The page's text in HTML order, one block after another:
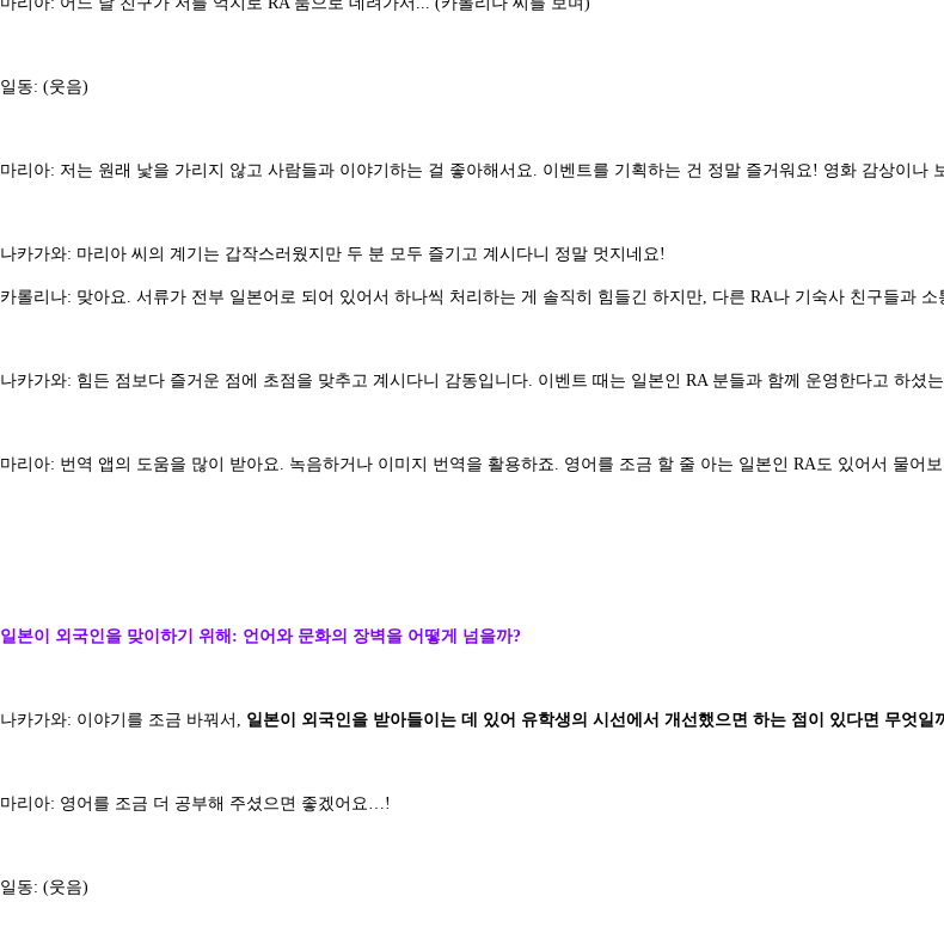
일동: (웃음)
마리아: 저는 원래 낯을 가리지 않고 사람들과 이야기하는 걸 좋아해서요. 이벤트를 기획하는 건 정말 즐거워요! 영화 감상이나
나카가와: 마리아 씨의 계기는 갑작스러웠지만 두 분 모두 즐기고 계시다니 정말 멋지네요!
카롤리나: 맞아요. 서류가 전부 일본어로 되어 있어서 하나씩 처리하는 게 솔직히 힘들긴 하지만, 다른 RA나 기숙사 친구들과 소
나카가와: 힘든 점보다 즐거운 점에 초점을 맞추고 계시다니 감동입니다. 이벤트 때는 일본인 RA 분들과 함께 운영한다고 하셨는
마리아: 번역 앱의 도움을 많이 받아요. 녹음하거나 이미지 번역을 활용하죠. 영어를 조금 할 줄 아는 일본인 RA도 있어서 물어보
일본이 외국인을 맞이하기 위해: 언어와 문화의 장벽을 어떻게 넘을까?
나카가와: 이야기를 조금 바꿔서, 일본이 외국인을 받아들이는 데 있어 유학생의 시선에서 개선했으면 하는 점이 있다면 무엇일
마리아: 영어를 조금 더 공부해 주셨으면 좋겠어요…!
일동: (웃음)